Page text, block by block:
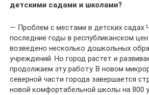
детскими садами и школами?
— Проблем с местами в детских садах
последние годы в республиканском
возведено несколько дошкольных
учреждений. Но город растет и
продолжаем эту работу. В новом
северной части города завершается
новой комфортабельной школы на 800